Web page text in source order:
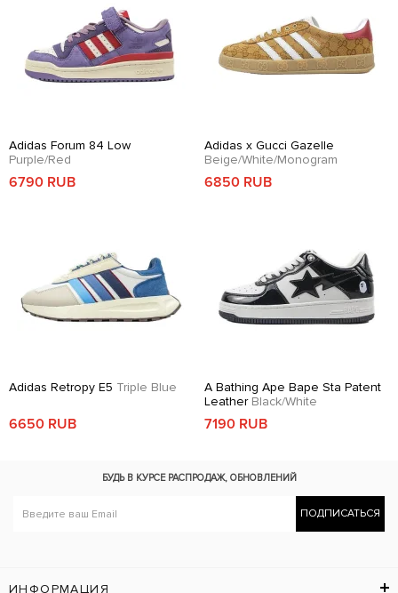
Adidas Forum 84 Low
Purple/Red
6790 RUB
Adidas x Gucci Gazelle
Beige/White/Monogram
6850 RUB
Adidas Retropy E5 Triple Blue
6650 RUB
A Bathing Ape Bape Sta Patent
Leather Black/White
7190 RUB
БУДЬ В КУРСЕ РАСПРОДАЖ, ОБНОВЛЕНИЙ
ПОДПИСАТЬСЯ
ИНФОРМАЦИЯ